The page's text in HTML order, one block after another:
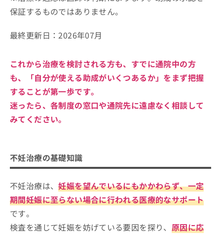
保証するものではありません。
最終更新日：2026年07月
これから治療を検討される方も、すでに通院中の方
も、
「自分が使える助成がいくつあるか」 をまず把握
することが第一歩です。
迷ったら、各制度の窓口や通院先に遠慮なく相談して
みてください。
不妊治療の基礎知識
不妊治療は、妊娠を望んでいるにもかかわらず、一定
期間妊娠に至らない場合に行われる医療的なサポート
です。
検査を通じて妊娠を妨げている要因を探り、 原因に応